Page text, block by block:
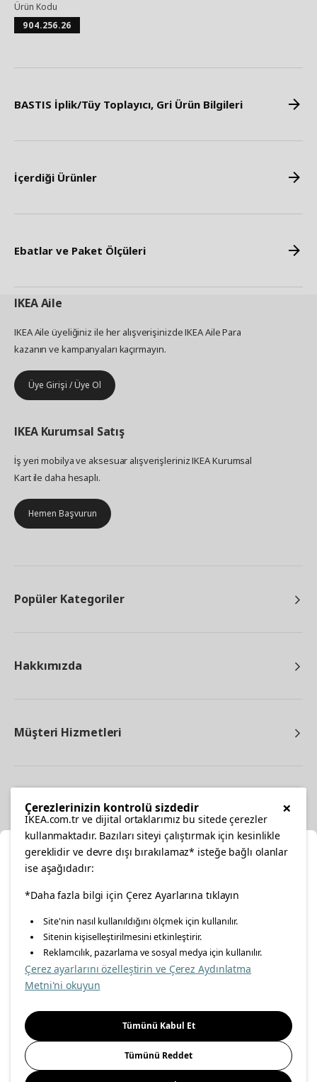
Ürün Kodu
904.256.26
BASTIS İplik/Tüy Toplayıcı, Gri Ürün Bilgileri
İçerdiği Ürünler
Ebatlar ve Paket Ölçüleri
IKEAAile
IKEA Aile üyeliğiniz ile her alışverişinizde IKEA Aile Para
kazanın ve kampanyaları kaçırmayın.
Üye Girişi / Üye Ol
IKEA Kurumsal Satış
İş yeri mobilya ve aksesuar alışverişleriniz IKEA Kurumsal
Kart ile daha hesaplı.
Hemen Başvurun
Popüler Kategoriler
Hakkımızda
Müşteri Hizmetleri
facebooktwitterinstagrampinterestyoutube
linkedin
Enerji Politikası Bilgi Güvenliği Politikası
Gıda Güvenliği Politikası
Önemli Bilgilendirme İnternet Sitesi Gizlilik Politikası
Kişisel Verilerin Korunması
Konumunuzu Seçin
İnternetten vereceğiniz siparişlerinizde size özel hizmet ve
içerikleri görebilmek için lütfen konumuzu seçin.
İl seçiniz
Seçiniz
×
Çerezlerinizin kontrolü sizdedir
IKEA.com.tr ve dijital ortaklarımız bu sitede çerezler
kullanmaktadır. Bazıları siteyi çalıştırmak için kesinlikle
gereklidir ve devre dışı bırakılamaz* isteğe bağlı olanlar
ise aşağıdadır:
*Daha fazla bilgi için Çerez Ayarlarına tıklayın
Site'nin nasıl kullanıldığını ölçmek için kullanılır.
Sitenin kişiselleştirilmesini etkinleştirir.
Reklamcılık, pazarlama ve sosyal medya için kullanılır.
Çerez ayarlarını özelleştirin ve Çerez Aydınlatma
Metni'ni okuyun
Tümünü Kabul Et
Tümünü Reddet